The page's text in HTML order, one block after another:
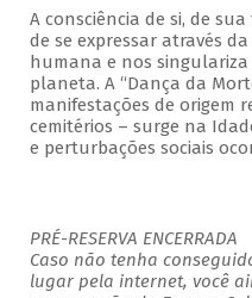
A consciência de si, de
de se expressar através
humana e nos
planeta. A “Dança da
manifestações de origem
cemitérios – surge na
e perturbações sociais
PRÉ-RESERVA ENCERRADA
Caso não tenha
lugar pela internet, você